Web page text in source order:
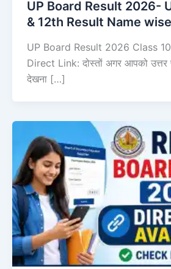
UP Board Result 2026-
& 12th Result Name wise
UP Board Result 2026 Class
Direct Link: दोस्तों अगर आपको उत्तर
देखना […]